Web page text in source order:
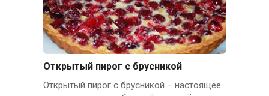
Открытый пирог с брусникой
Открытый пирог с брусникой – настоящее